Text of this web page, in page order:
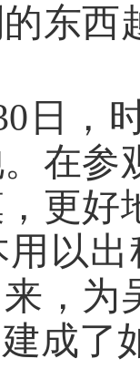
东西
日，
在参
更好
用以
，为
成了